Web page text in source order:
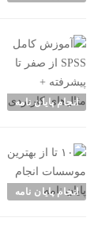
انجام پایان نامه
انجام پایان نامه